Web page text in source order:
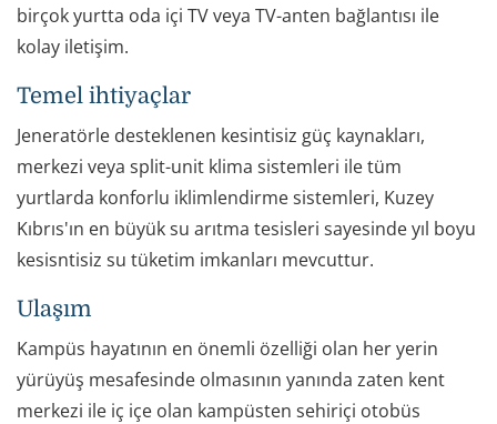
birçok yurtta oda içi TV veya TV-anten bağlantısı ile
kolay iletişim.
Temel ihtiyaçlar
Jeneratörle desteklenen kesintisiz güç kaynakları,
merkezi veya split-unit klima sistemleri ile tüm
yurtlarda konforlu iklimlendirme sistemleri, Kuzey
Kıbrıs'ın en büyük su arıtma tesisleri sayesinde yıl boyu
kesisntisiz su tüketim imkanları mevcuttur.
Ulaşım
Kampüs hayatının en önemli özelliği olan her yerin
yürüyüş mesafesinde olmasının yanında zaten kent
merkezi ile iç içe olan kampüsten sehiriçi otobüs